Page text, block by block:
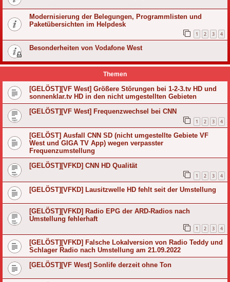
Modernisierung der Belegungen, Programmlisten und
Paketübersichten im Helpdesk
1 2 3 4
Besonderheiten von Vodafone West
Themen
[GELÖST][VF West] Größere Störungen bei 1-2-3.tv HD und
sonnenklar.tv HD in den nicht umgestellten Gebieten
[GELÖST][VF West] Frequenzwechsel bei CNN
1 2 3 4
[GELÖST] Ausfall CNN SD (nicht umgestellte Gebiete VF
West und GIGA TV App) wegen verpasster
Frequenzumstellung
[GELÖST][VFKD] CNN HD Qualität
1 2 3 4
[GELÖST][VFKD] Lausitzwelle HD fehlt seit der Umstellung
[GELÖST][VFKD] Radio EPG der ARD-Radios nach
Umstellung fehlerhaft
1 2 3 4
[GELÖST][VFKD] Falsche Lokalversion von Radio Teddy und
Schlager Radio nach Umstellung am 21.09.2022
[GELÖST][VF West] Sonlife derzeit ohne Ton